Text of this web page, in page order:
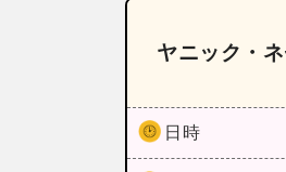
ヤニック・
日時